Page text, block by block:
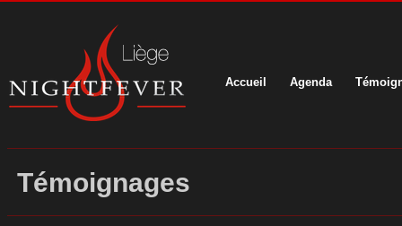
Accueil Agenda
Témoignages